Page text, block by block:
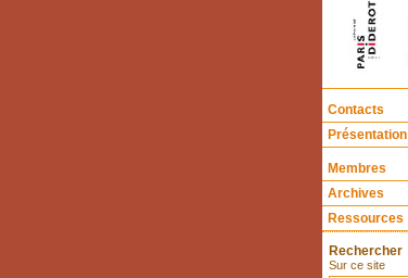
Contacts
Présentation
Membres
Archives
Ressources
Rechercher
Sur ce site